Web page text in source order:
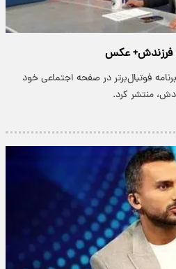
فرزندش+ عکس
فوتبال‌برتر در صفحه اجتماعی خود
منتشر کرد.